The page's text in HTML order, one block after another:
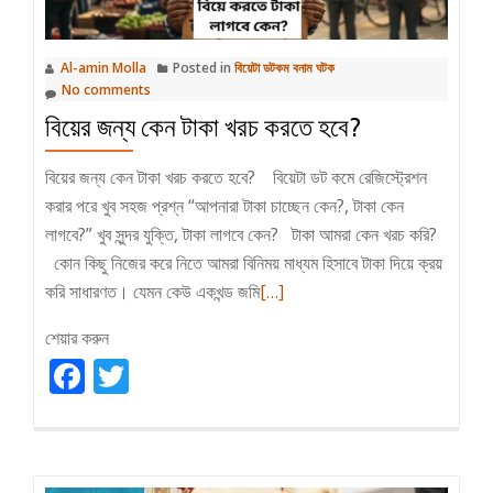
Al-amin Molla Posted in বিয়েটা ডটকম বনাম ঘটক
No comments
বিয়ের জন্য কেন টাকা খরচ করতে হবে?
বিয়ের জন্য কেন টাকা খরচ করতে হবে? বিয়েটা ডট কমে রেজিস্ট্রেশন
করার পরে খুব সহজ প্রশ্ন “আপনারা টাকা চাচ্ছেন কেন?, টাকা কেন
লাগবে?” খুব সুন্দর যুক্তি, টাকা লাগবে কেন? টাকা আমরা কেন খরচ করি?
কোন কিছু নিজের করে নিতে আমরা বিনিময় মাধ্যম হিসাবে টাকা দিয়ে ক্রয়
করি সাধারণত। যেমন কেউ একখন্ড জমিRead
[…]
শেয়ার করুন
Facebook